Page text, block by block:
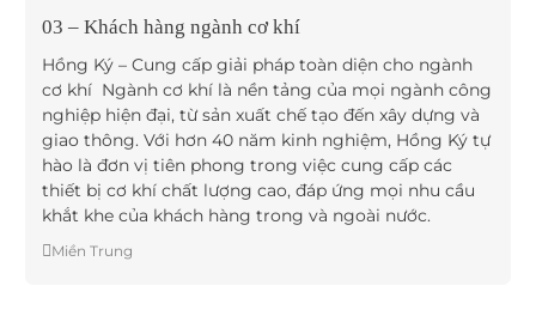
03 – Khách hàng ngành cơ khí
Hồng Ký – Cung cấp giải pháp toàn diện cho ngành
cơ khí Ngành cơ khí là nền tảng của mọi ngành công
nghiệp hiện đại, từ sản xuất chế tạo đến xây dựng và
giao thông. Với hơn 40 năm kinh nghiệm, Hồng Ký tự
hào là đơn vị tiên phong trong việc cung cấp các
thiết bị cơ khí chất lượng cao, đáp ứng mọi nhu cầu
khắt khe của khách hàng trong và ngoài nước.
Miền Trung